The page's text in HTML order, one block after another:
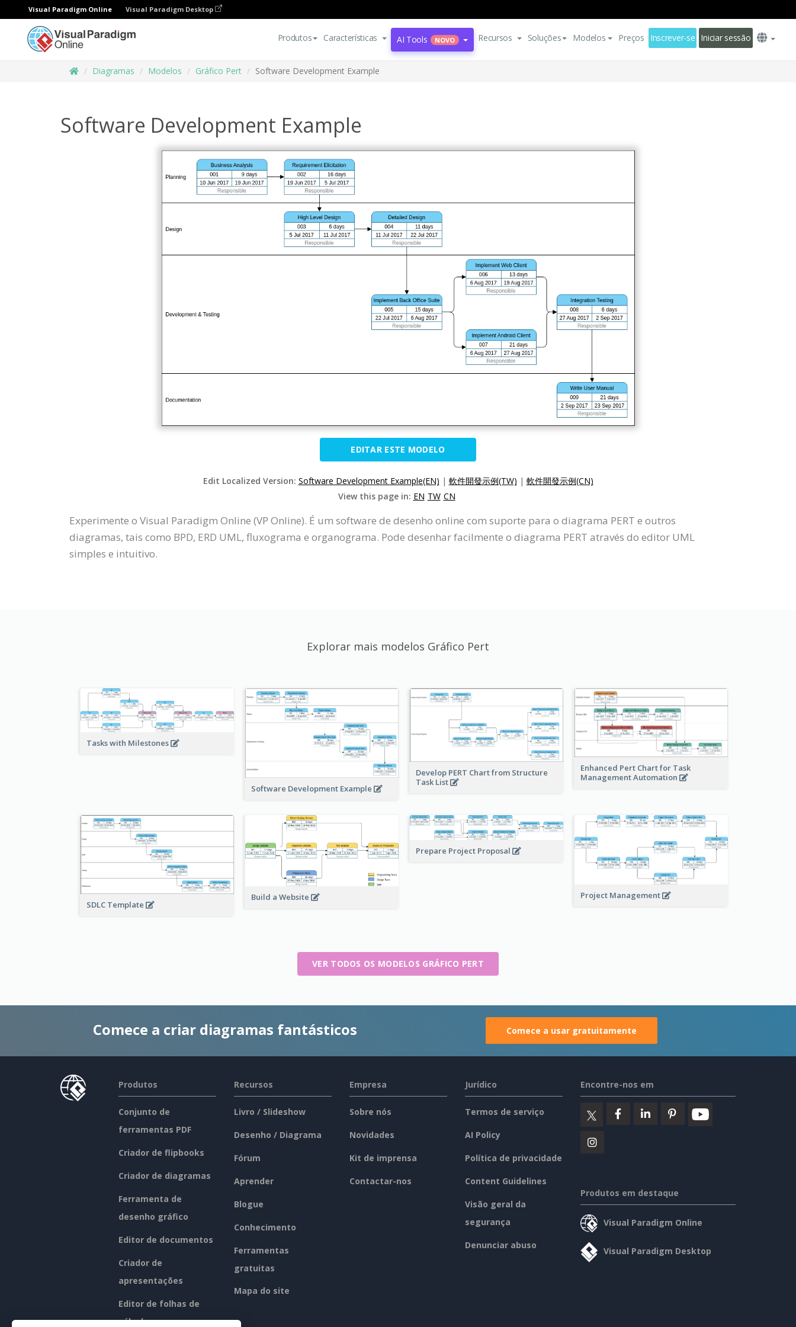
Visual Paradigm Online Visual Paradigm Desktop
Produtos Características AI Tools NOVO Recursos Soluções Modelos Preços Inscrever-se Iniciar sessão
Diagramas Modelos Gráfico Pert Software Development Example
Software Development Example
EDITAR ESTE MODELO
Edit Localized Version: Software Development Example(EN) | 軟件開發示例(TW) | 軟件開發示例(CN)
View this page in: EN TW CN
Experimente o Visual Paradigm Online (VP Online). É um software de desenho online com suporte para o diagrama PERT e outros
diagramas, tais como BPD, ERD UML, fluxograma e organograma. Pode desenhar facilmente o diagrama PERT através do editor UML
simples e intuitivo.
Explorar mais modelos Gráfico Pert
Tasks with Milestones
Software Development Example
Develop PERT Chart from Structure
Task List
Enhanced Pert Chart for Task
Management Automation
SDLC Template
Build a Website
Prepare Project Proposal
Project Management
VER TODOS OS MODELOS GRÁFICO PERT
Comece a criar diagramas fantásticos Comece a usar gratuitamente
Produtos
Conjunto de
ferramentas PDF
Criador de flipbooks
Criador de diagramas
Ferramenta de
desenho gráfico
Editor de documentos
Criador de
apresentações
Editor de folhas de
cálculo
Recursos
Livro / Slideshow
Desenho / Diagrama
Fórum
Aprender
Blogue
Conhecimento
Ferramentas
gratuitas
Mapa do site
Empresa
Sobre nós
Novidades
Kit de imprensa
Contactar-nos
Jurídico
Termos de serviço
AI Policy
Política de privacidade
Content Guidelines
Visão geral da
segurança
Denunciar abuso
Encontre-nos em
Produtos em destaque
Visual Paradigm Online
Visual Paradigm Desktop